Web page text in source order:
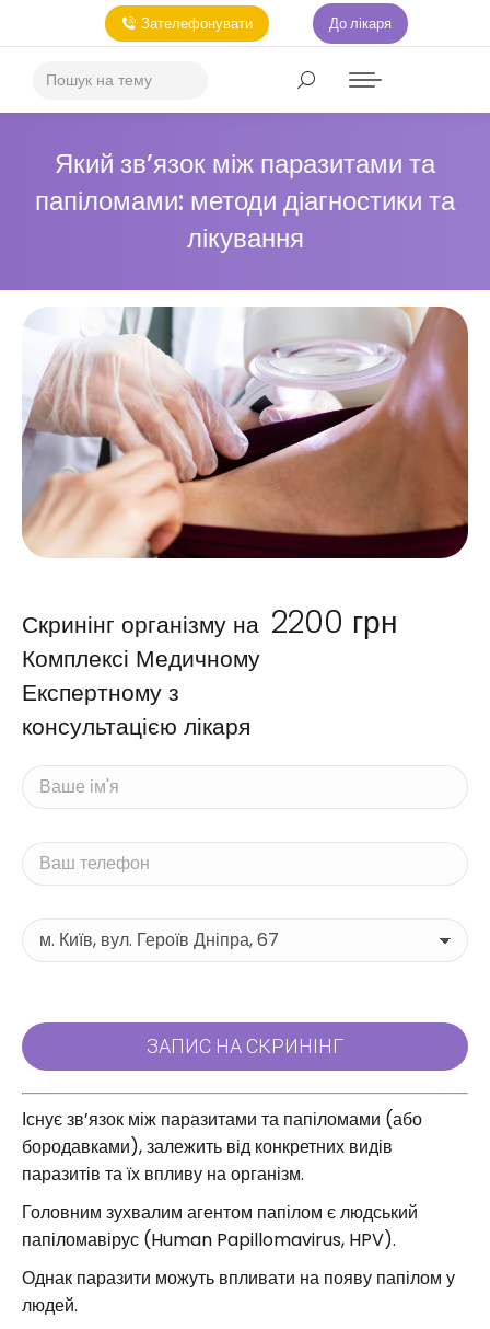
Зателефонувати До лікаря
Який зв’язок між паразитами та
папіломами: методи діагностики та
лікування
Скринінг організму на
Комплексі Медичному
Експертному з
консультацією лікаря
2200 грн
Існує зв’язок між паразитами та папіломами (або
бородавками), залежить від конкретних видів
паразитів та їх впливу на організм.
Головним зухвалим агентом папілом є людський
папіломавірус (Human Papillomavirus, HPV).
Однак паразити можуть впливати на появу папілом у
людей.